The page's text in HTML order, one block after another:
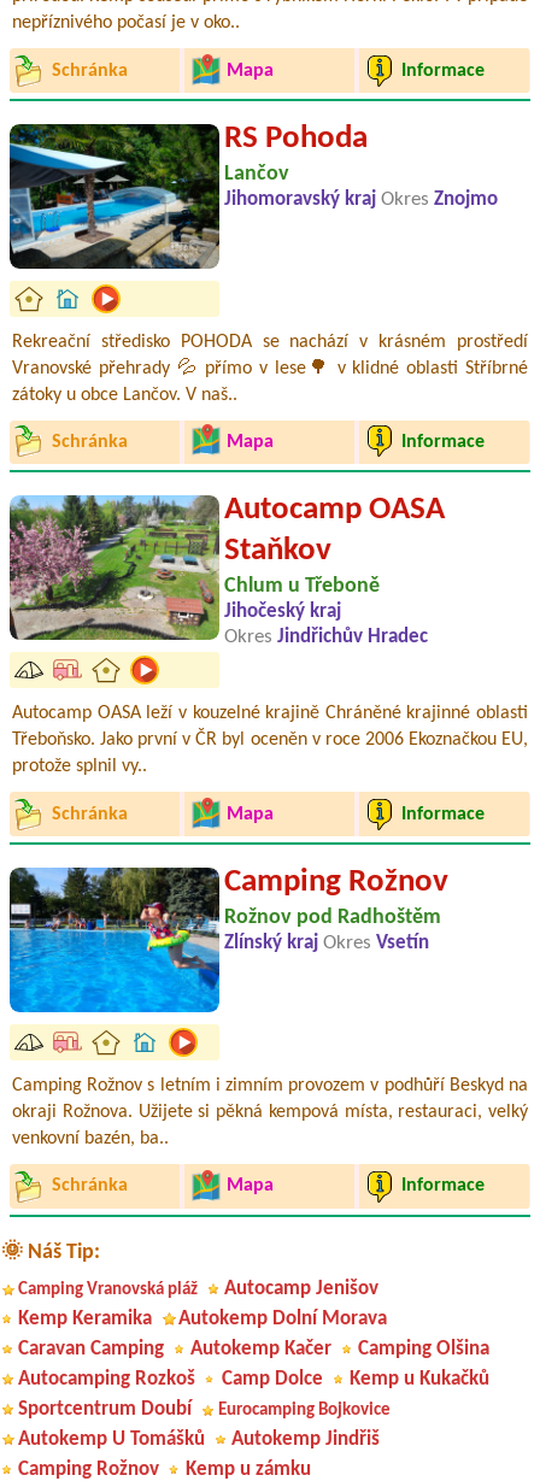
nepříznivého počasí je v oko..
Schránka Mapa Informace
RS Pohoda
Lančov
Jihomoravský kraj Okres Znojmo
Rekreační středisko POHODA se nachází v krásném prostředí
Vranovské přehrady 💦 přímo v lese🌳 v klidné oblasti Stříbrné
zátoky u obce Lančov. V naš..
Schránka Mapa Informace
Autocamp OASA
Staňkov
Chlum u Třeboně
Jihočeský kraj
Okres Jindřichův Hradec
Autocamp OASA leží v kouzelné krajině Chráněné krajinné oblasti
Třeboňsko. Jako první v ČR byl oceněn v roce 2006 Ekoznačkou EU,
protože splnil vy..
Schránka Mapa Informace
Camping Rožnov
Rožnov pod Radhoštěm
Zlínský kraj Okres Vsetín
Camping Rožnov s letním i zimním provozem v podhůří Beskyd na
okraji Rožnova. Užijete si pěkná kempová místa, restauraci, velký
venkovní bazén, ba..
Schránka Mapa Informace
🌞 Náš Tip:
Camping Vranovská pláž
Autocamp Jenišov
Kemp Keramika
Autokemp Dolní Morava
Caravan Camping
Autokemp Kačer
Camping Olšina
Autocamping Rozkoš
Camp Dolce
Kemp u Kukačků
Sportcentrum Doubí
Eurocamping Bojkovice
Autokemp U Tomášků
Autokemp Jindřiš
Camping Rožnov
Kemp u zámku